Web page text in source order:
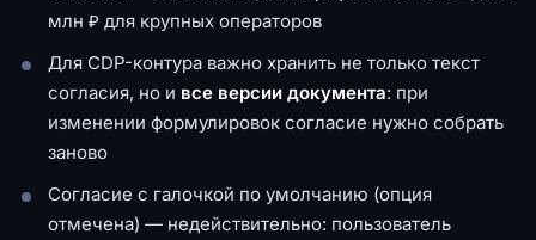
млн ₽ для крупных операторов
Для CDP-контура важно хранить не только текст
согласия, но и все версии документа: при
изменении формулировок согласие нужно собрать
заново
Согласие с галочкой по умолчанию (опция
отмечена) — недействительно: пользователь